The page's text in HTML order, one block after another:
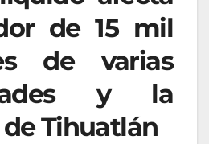
de 15 mil
de varias
y la
Tihuatlán